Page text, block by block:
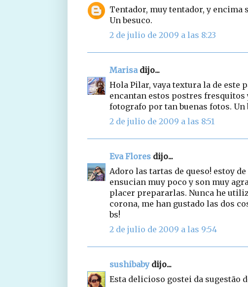
Tentador, muy tentador, y
Un besuco.
2 de julio de 2009 a las 8:23
Marisadijo...
Hola Pilar, vaya textura la de este
encantan estos postres fresquitos
fotografo por tan buenas fotos. Un
2 de julio de 2009 a las 8:51
Eva Flores dijo...
Adoro las tartas de queso! estoy
ensucian muy poco y son muy
placer prepararlas. Nunca he
corona, me han gustado las dos
bs!
2 de julio de 2009 a las 9:54
sushibabydijo...
Esta delicioso gostei da sugestão